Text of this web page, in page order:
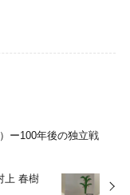
ー100年後の独立戦
上 春樹